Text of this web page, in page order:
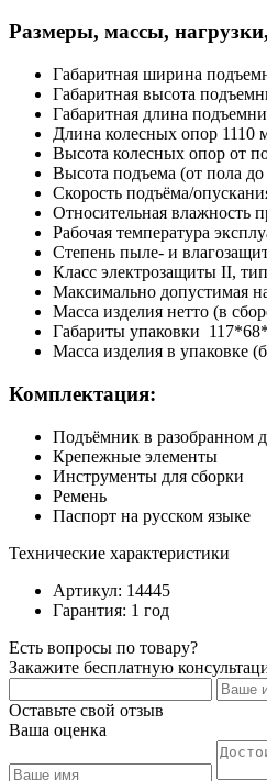
Размеры, массы,
Габаритная ширина
Габаритная высота
Габаритная длина
Длина колесных опор 1110
Высота колесных опор от
Высота подъема (от пола
Скорость подъёма/
Относительная влажность
Рабочая температура
Степень пыле- и
Класс электрозащиты II,
Максимально допустимая
Масса изделия нетто (в
Габариты упаковки
Масса изделия в упаковке
Комплектация:
Подъёмник в разобранном
Крепежные элементы
Инструменты для сборки
Ремень
Паспорт на русском языке
Технические характеристики
Артикул: 14445
Гарантия: 1 год
Есть вопросы по товару?
Закажите бесплатную
Оставьте свой отзыв
Ваша оценка